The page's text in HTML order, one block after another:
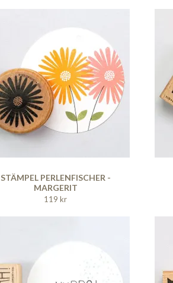
STÄMPEL PERLENFISCHER -
MARGERIT
119 kr